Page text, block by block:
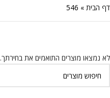
דף הבית »
546
לא נמצאו מוצרים התואמים את בחירתך.